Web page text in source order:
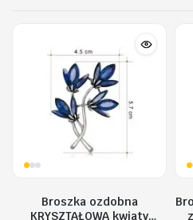
Broszka ozdobna
KRYSZTAŁOWA kwiaty